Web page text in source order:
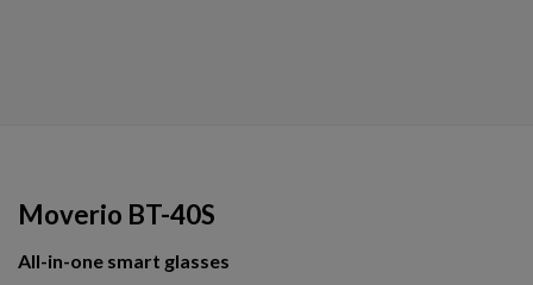
Moverio BT-40S
All-in-one smart glasses